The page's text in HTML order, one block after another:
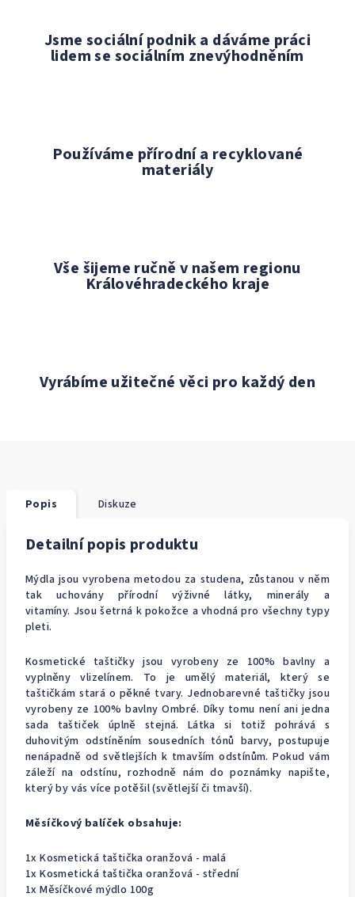
Jsme sociální podnik a dáváme práci
lidem se sociálním znevýhodněním
Používáme přírodní a recyklované
materiály
Vše šijeme ručně v našem regionu
Královéhradeckého kraje
Vyrábíme užitečné věci pro každý den
Popis Diskuze
Detailní popis produktu
Mýdla jsou vyrobena metodou za studena, zůstanou v něm
tak uchovány přírodní výživné látky, minerály a
vitamíny. Jsou šetrná k pokožce a vhodná pro všechny typy
pleti.
Kosmetické taštičky jsou vyrobeny ze 100% bavlny a
vyplněny vlizelínem. To je umělý materiál, který se
taštičkám stará o pěkné tvary. Jednobarevné taštičky jsou
vyrobeny ze 100% bavlny Ombré. Díky tomu není ani jedna
sada taštiček úplně stejná. Látka si totiž pohrává s
duhovitým odstíněním sousedních tónů barvy, postupuje
nenápadně od světlejších k tmavším odstínům. Pokud vám
záleží na odstínu, rozhodně nám do poznámky napište,
který by vás více potěšil (světlejší či tmavší).
Měsíčkový balíček obsahuje:
1x Kosmetická taštička oranžová - malá
1x Kosmetická taštička oranžová - střední
1x Měsíčkové mýdlo 100g